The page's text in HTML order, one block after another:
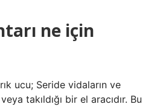
ne için
ucu; Seride vidaların ve
takıldığı bir el aracıdır. Bu